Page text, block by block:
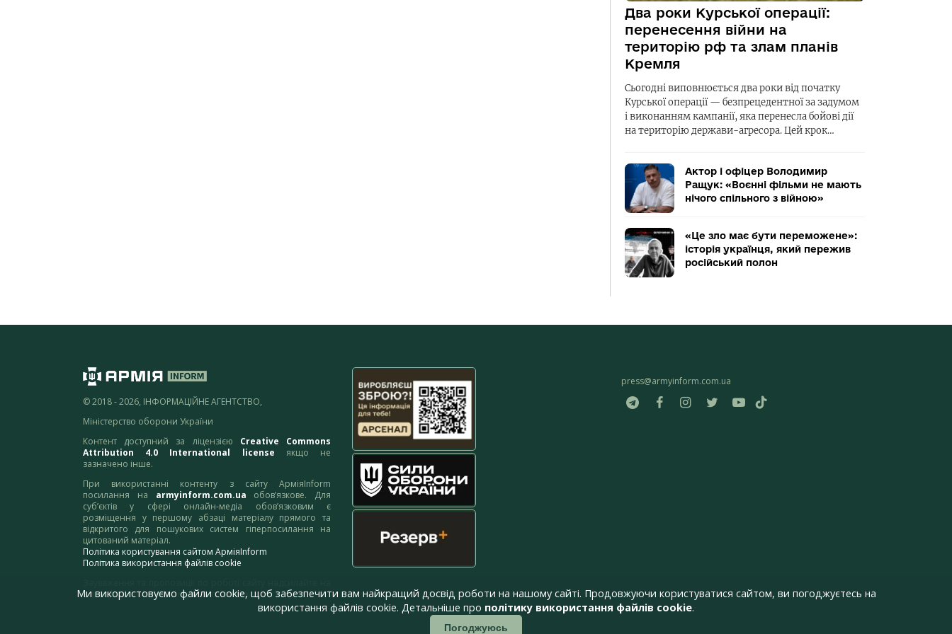
Два роки Курської операції:
перенесення війни на
територію рф та злам планів
Кремля
Сьогодні виповнюється два роки від початку
Курської операції — безпрецедентної за задумом
і виконанням кампанії, яка перенесла бойові дії
на територію держави-агресора. Цей крок…
Актор і офіцер Володимир
Ращук: «Воєнні фільми не мають
нічого спільного з війною»
«Це зло має бути переможене»:
історія українця, який пережив
російський полон
© 2018 - 2026, ІНФОРМАЦІЙНЕ АГЕНТСТВО,
Міністерство оборони України
Контент доступний за ліцензією Creative Commons
Attribution 4.0 International license якщо не
зазначено інше.
При використанні контенту з сайту АрміяInform
посилання на armyinform.com.ua обов’язкове. Для
суб’єктів у сфері онлайн-медіа обов’язковим є
розміщення у першому абзаці матеріалу прямого та
відкритого для пошукових систем гіперпосилання на
цитований матеріал.
Політика користування сайтом АрміяInform
Політика використання файлів cookie
адресу:webmaster@armyinform.com.ua
press@armyinform.com.ua
Ми використовуємо файли cookie, щоб забезпечити вам найкращий досвід роботи на нашому сайті. Продовжуючи користуватися сайтом, ви погоджуєтесь на
використання файлів cookie. Детальніше про політику використання файлів cookie.
Погоджуюсь